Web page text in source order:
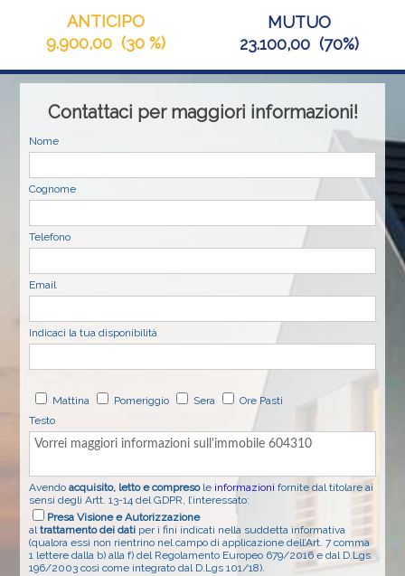
ANTICIPO
9.900,00 (30 %)
MUTUO
23.100,00 (70%)
Contattaci per maggiori informazioni!
Nome
Cognome
Telefono
Email
Indicaci la tua disponibilità
Mattina Pomeriggio Sera
Ore Pasti
Testo
Avendoacquisito, letto e compresole informazioni fornite dal titolare ai
sensi degli Artt. 13-14 del GDPR, l’interessato:
Presa Visione e Autorizzazione
altrattamento dei dati per i fini indicati nella suddetta informativa
(qualora essi non rientrino nel campo di applicazione dell’Art. 7 comma
1 lettere dalla b) alla f) del Regolamento Europeo 679/2016 e dal D.Lgs.
196/2003 così come integrato dal D.Lgs 101/18).